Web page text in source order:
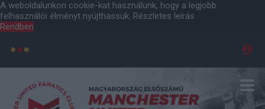
A weboldalunkon cookie-kat használunk, hogy a legjobb
felhasználói élményt nyújthassuk. Részletes leírás
Rendben